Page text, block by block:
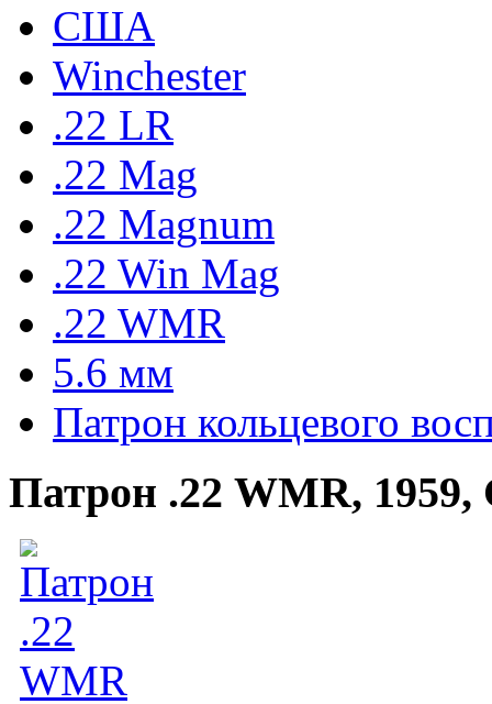
США
Winchester
.22 LR
.22 Mag
.22 Magnum
.22 Win Mag
.22 WMR
5.6 мм
Патрон кольцевого
Патрон .22 WMR,